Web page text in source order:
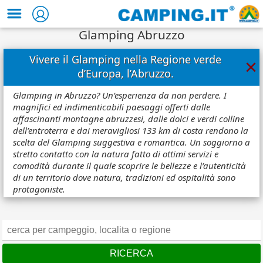
Glamping Abruzzo
Vivere il Glamping nella Regione verde
d’Europa, l’Abruzzo.
×
Glamping in Abruzzo? Un’esperienza da non perdere. I
magnifici ed indimenticabili paesaggi offerti dalle
affascinanti montagne abruzzesi, dalle dolci e verdi colline
dell’entroterra e dai meravigliosi 133 km di costa rendono la
scelta del Glamping suggestiva e romantica. Un soggiorno a
stretto contatto con la natura fatto di ottimi servizi e
comodità durante il quale scoprire le bellezze e l’autenticità
di un territorio dove natura, tradizioni ed ospitalità sono
protagoniste.